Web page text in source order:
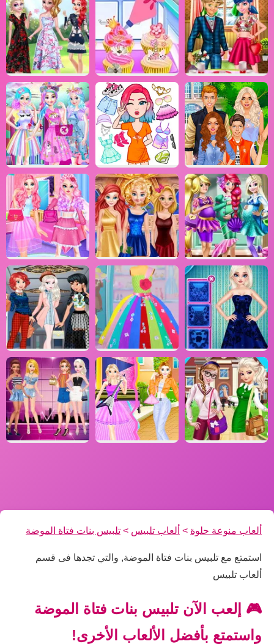
ألعاب منوعة حلوة > ألعاب تلبيس > تلبيس بنات فتاة الموضة
استمتع مع تلبيس بنات فتاة الموضة, والتي تجدها فى قسم
ألعاب تلبيس
🎮 إلعب الآن تلبيس بنات فتاة الموضة
واستمتع بأفضل الألعاب الأخرى!